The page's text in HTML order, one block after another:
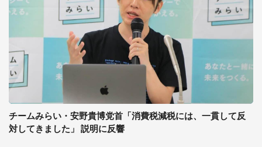
チームみらい・安野貴博党首「消費税減税には、一貫して反
対してきました」 説明に反響